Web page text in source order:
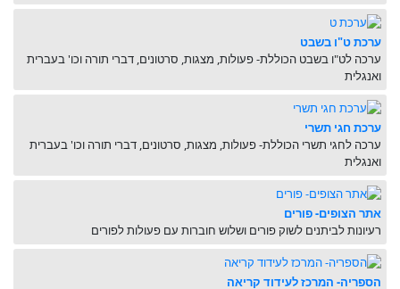
ערכת ט"ו בשבט
ערכה לט"ו בשבט הכוללת- פעולות, מצגות, סרטונים, דברי תורה וכו' בעברית
ואנגלית
ערכת חגי תשרי
ערכה לחגי תשרי הכוללת- פעולות, מצגות, סרטונים, דברי תורה וכו' בעברית
ואנגלית
אתר הצופים- פורים
רעיונות לביתנים לשוק פורים ושלוש חוברות עם פעולות לפורים
הספריה- המרכז לעידוד קריאה